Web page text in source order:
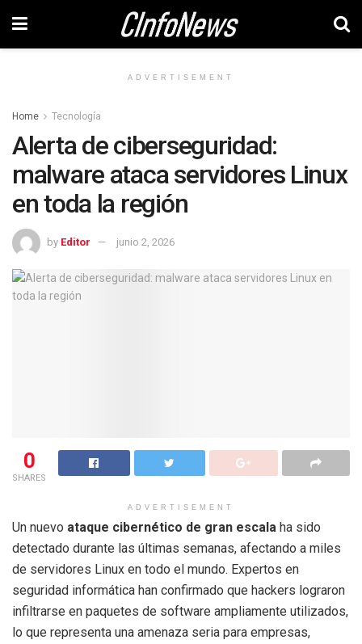
ADVERTISEMENT
Home Tecnología
Alerta de ciberseguridad:
malware ataca servidores Linux
en toda la región
by Editor junio 2, 2026
0
SHARES
ADVERTISEMENT
Un nuevo ataque cibernético de gran escala ha sido
detectado durante las últimas semanas, afectando a miles
de servidores Linux en todo el mundo. Expertos en
seguridad informática han confirmado que hackers lograron
infiltrarse en paquetes de software ampliamente utilizados,
lo que representa una amenaza seria para empresas,